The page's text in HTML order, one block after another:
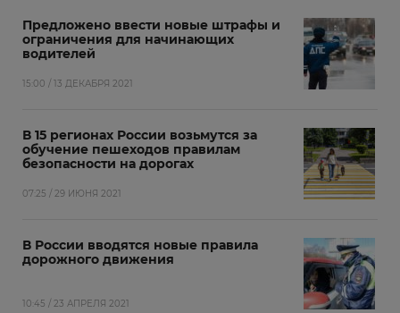
Предложено ввести новые штрафы и
ограничения для начинающих
водителей
15:00 / 13 ДЕКАБРЯ 2021
В 15 регионах России возьмутся за
обучение пешеходов правилам
безопасности на дорогах
07:25 / 29 ИЮНЯ 2021
В России вводятся новые правила
дорожного движения
10:45 / 23 АПРЕЛЯ 2021